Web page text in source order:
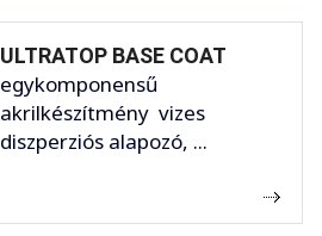
ULTRATOP BASE COAT
egykomponensű
akrilkészítmény vizes
diszperziós alapozó, ...